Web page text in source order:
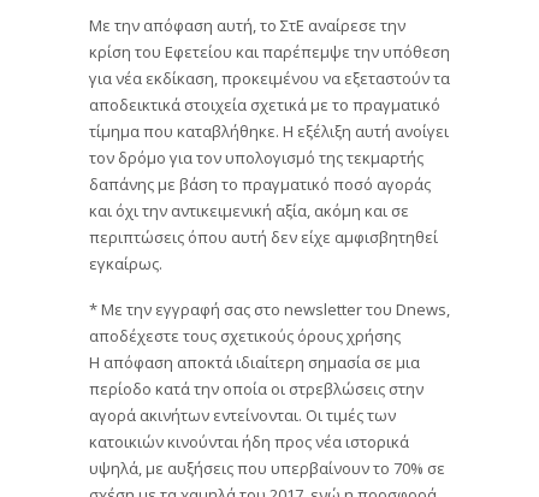
Με την απόφαση αυτή, το ΣτΕ αναίρεσε την
κρίση του Εφετείου και παρέπεμψε την υπόθεση
για νέα εκδίκαση, προκειμένου να εξεταστούν τα
αποδεικτικά στοιχεία σχετικά με το πραγματικό
τίμημα που καταβλήθηκε. Η εξέλιξη αυτή ανοίγει
τον δρόμο για τον υπολογισμό της τεκμαρτής
δαπάνης με βάση το πραγματικό ποσό αγοράς
και όχι την αντικειμενική αξία, ακόμη και σε
περιπτώσεις όπου αυτή δεν είχε αμφισβητηθεί
εγκαίρως.
* Με την εγγραφή σας στο newsletter του Dnews,
αποδέχεστε τους σχετικούς όρους χρήσης
Η απόφαση αποκτά ιδιαίτερη σημασία σε μια
περίοδο κατά την οποία οι στρεβλώσεις στην
αγορά ακινήτων εντείνονται. Οι τιμές των
κατοικιών κινούνται ήδη προς νέα ιστορικά
υψηλά, με αυξήσεις που υπερβαίνουν το 70% σε